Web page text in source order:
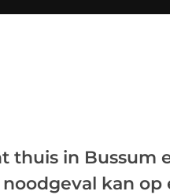
thuis in Bussum
kan op